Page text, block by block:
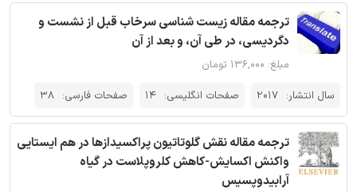
ترجمه مقاله زیست شناسی سرخاب قبل از نشست و
دگردیسی، در طی آن، و بعد از آن
مبلغ: ۱۳۶,۰۰۰ تومان
سال انتشار: 2017 صفحات انگلیسی: 14 صفحات فارسی: 38
ترجمه مقاله نقش گلوتاتیون پراکسیدازها در هم ایستایی
واکنش اکسایش-کاهش کلروپلاست در گیاه
آرابیدوپسیس